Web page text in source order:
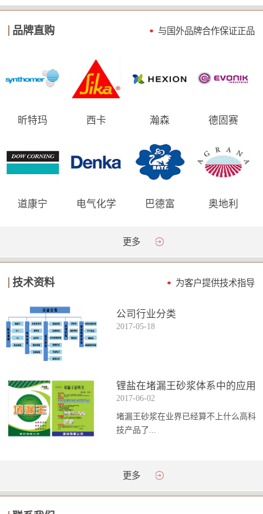
品牌直购 与国外品牌合作保证正品
昕特玛 西卡 瀚森 德固赛
道康宁 电气化学 巴德富 奥地利
更多
技术资料 为客户提供技术指导
公司行业分类
2017-05-18
锂盐在堵漏王砂浆体系中的应用
2017-06-02
堵漏王砂浆在业界已经算不上什么高科
技产品了...
。简单来说它就是一种能够迅速凝固的
通砂浆的强...
更多